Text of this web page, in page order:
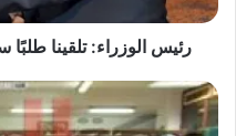
رئيس الوزراء: تلقينا طلبًا